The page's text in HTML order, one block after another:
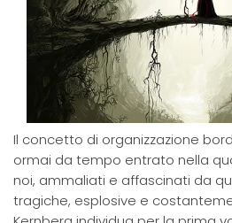
Il concetto di organizzazione
ormai da tempo entrato nella
noi, ammaliati e affascinati da
tragiche, esplosive e